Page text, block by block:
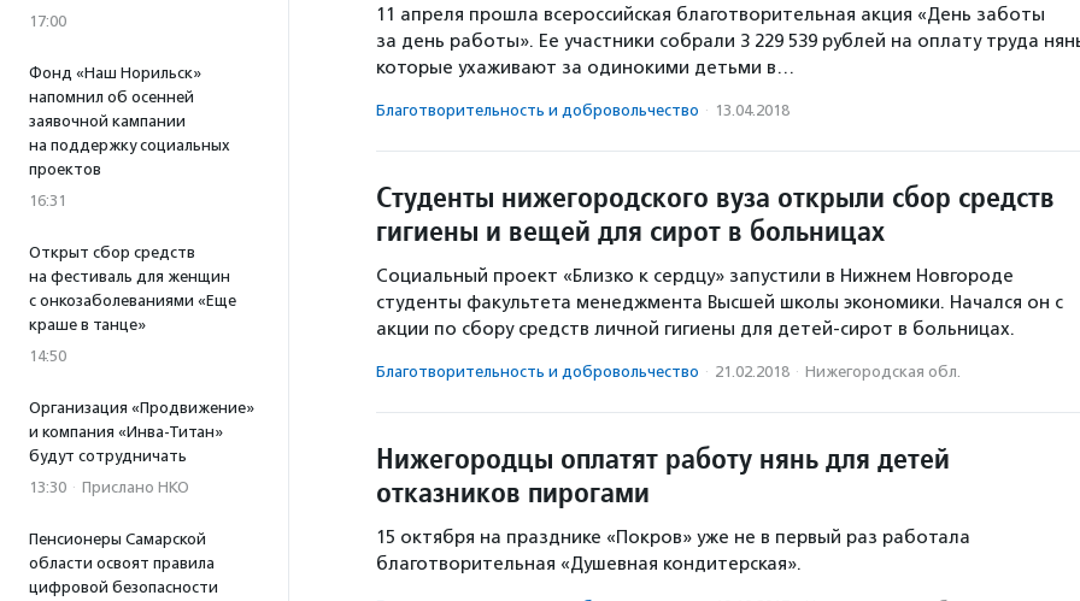
17:00
Фонд «Наш Норильск»
напомнил об осенней
заявочной кампании
на поддержку социальных
проектов
16:31
Открыт сбор средств
на фестиваль для женщин
с онкозаболеваниями «Еще
краше в танце»
14:50
Организация «Продвижение»
и компания «Инва-Титан»
будут сотрудничать
13:30 · Прислано НКО
Пенсионеры Самарской
области освоят правила
цифровой безопасности
11 апреля прошла всероссийская благотворительная акция «День заботы
за день работы». Ее участники собрали 3 229 539 рублей на оплату труда
которые ухаживают за одинокими детьми в…
Благотвори­тель­ность и доброволь­чест­во · 13.04.2018
Студенты нижегородского вуза открыли сбор средств
гигиены и вещей для сирот в больницах
Социальный проект «Близко к сердцу» запустили в Нижнем Новгороде
студенты факультета менеджмента Высшей школы экономики. Начался он с
акции по сбору средств личной гигиены для детей-сирот в больницах.
Благотвори­тель­ность и доброволь­чест­во · 21.02.2018 · Нижегородская обл.
Нижегородцы оплатят работу нянь для детей
отказников пирогами
15 октября на празднике «Покров» уже не в первый раз работала
благотворительная «Душевная кондитерская».